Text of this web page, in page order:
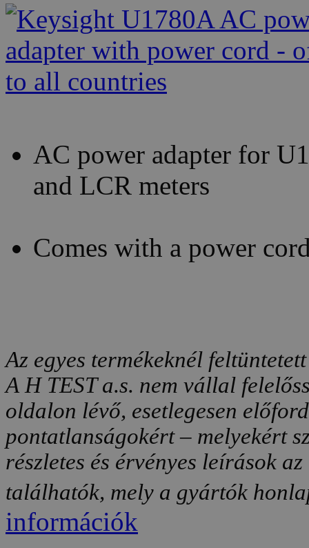
AC power adapter for
and LCR meters
Comes with a power
Az egyes termékeknél
A H TEST a.s. nem vállal
oldalon lévő, esetlegesen
pontatlanságokért – melyekért
részletes és érvényes leírások
találhatók, mely a gyártók
információk